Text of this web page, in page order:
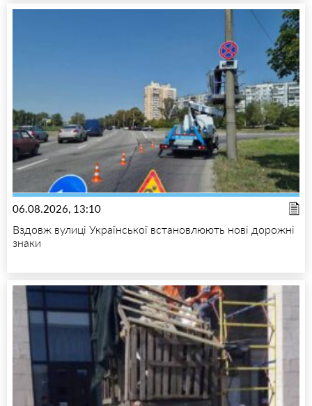
06.08.2026, 13:10
Вздовж вулиці Української встановлюють нові дорожні
знаки